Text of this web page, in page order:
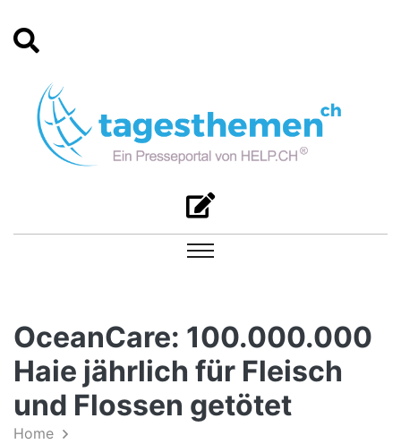
OceanCare: 100.000.000
Haie jährlich für Fleisch
und Flossen getötet
Home